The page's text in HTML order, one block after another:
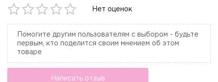
Нет оценок
Помогите другим пользователям с выбором - будьте
первым, кто поделится своим мнением об этом
товаре
Написать отзыв